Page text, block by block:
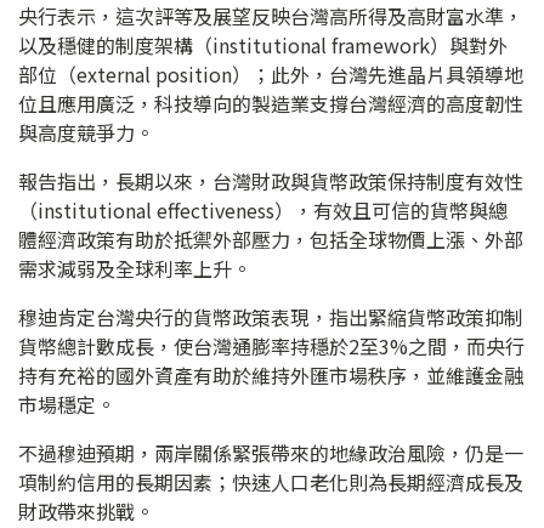
央行表示，這次評等及展望反映台灣高所得及高財富水準，
以及穩健的制度架構（institutional framework）與對外
部位（external position）；此外，台灣先進晶片具領導地
位且應用廣泛，科技導向的製造業支撐台灣經濟的高度韌性
與高度競爭力。
報告指出，長期以來，台灣財政與貨幣政策保持制度有效性
（institutional effectiveness），有效且可信的貨幣與總
體經濟政策有助於抵禦外部壓力，包括全球物價上漲、外部
需求減弱及全球利率上升。
穆迪肯定台灣央行的貨幣政策表現，指出緊縮貨幣政策抑制
貨幣總計數成長，使台灣通膨率持穩於2至3%之間，而央行
持有充裕的國外資產有助於維持外匯市場秩序，並維護金融
市場穩定。
不過穆迪預期，兩岸關係緊張帶來的地緣政治風險，仍是一
項制約信用的長期因素；快速人口老化則為長期經濟成長及
財政帶來挑戰。